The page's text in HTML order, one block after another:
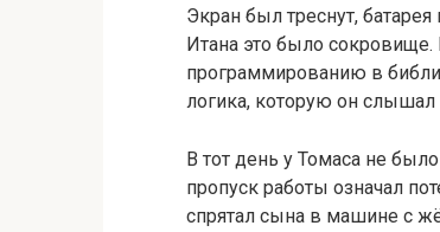
Экран был треснут,
Итана это было сокровище.
программированию в
логика, которую он слышал
В тот день у Томаса не
пропуск работы означал
спрятал сына в машине с